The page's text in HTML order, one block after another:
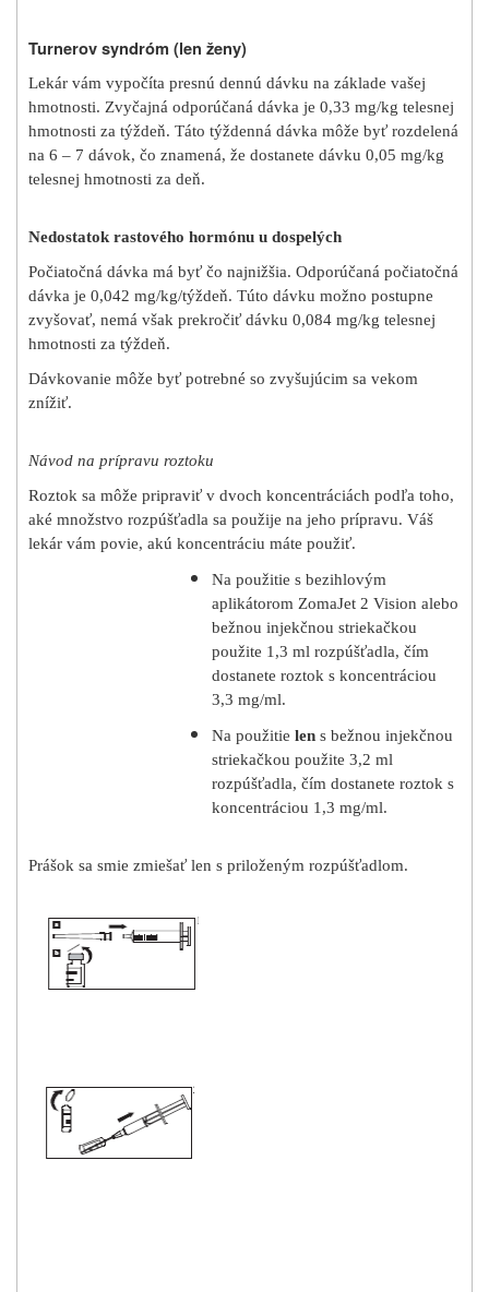
Turnerov syndróm (len ženy)
Lekár vám vypočíta presnú dennú dávku na základe vašej
hmotnosti. Zvyčajná odporúčaná dávka je 0,33 mg/kg telesnej
hmotnosti za týždeň. Táto týždenná dávka môže byť rozdelená
na 6 – 7 dávok, čo znamená, že dostanete dávku 0,05 mg/kg
telesnej hmotnosti za deň.
Nedostatok rastového hormónu u dospelých
Počiatočná dávka má byť čo najnižšia. Odporúčaná počiatočná
dávka je 0,042 mg/kg/týždeň. Túto dávku možno postupne
zvyšovať, nemá však prekročiť dávku 0,084 mg/kg telesnej
hmotnosti za týždeň.
Dávkovanie môže byť potrebné so zvyšujúcim sa vekom
znížiť.
Návod na prípravu roztoku
Roztok sa môže pripraviť v dvoch koncentráciách podľa toho,
aké množstvo rozpúšťadla sa použije na jeho prípravu. Váš
lekár vám povie, akú koncentráciu máte použiť.
Na použitie s bezihlovým
aplikátorom ZomaJet 2 Vision alebo
bežnou injekčnou striekačkou
použite 1,3 ml rozpúšťadla, čím
dostanete roztok s koncentráciou
3,3 mg/ml.
Na použitie len s bežnou injekčnou
striekačkou použite 3,2 ml
rozpúšťadla, čím dostanete roztok s
koncentráciou 1,3 mg/ml.
Prášok sa smie zmiešať len s priloženým rozpúšťadlom.